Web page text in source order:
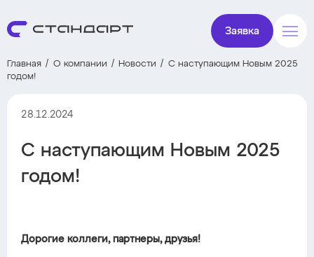
Заявка
Главная О компании Новости
С наступающим Новым 2025
годом!
28.12.2024
С наступающим Новым 2025
годом!
Дорогие коллеги, партнеры, друзья!